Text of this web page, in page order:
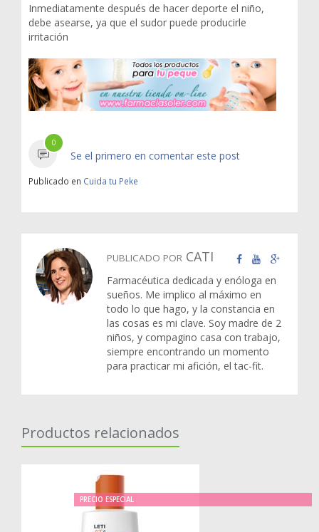
Inmediatamente después de hacer deporte el niño,
debe asearse, ya que el sudor puede producirle
irritación
0
Se el primero en comentar este post
Publicado en Cuida tu Peke
PUBLICADO POR CATI
Farmacéutica dedicada y enóloga en
sueños. Me implico al máximo en
todo lo que hago, y la constancia en
las cosas es mi clave. Soy madre de 2
niños, y compagino casa con trabajo,
siempre encontrando un momento
para practicar mi afición, el tac-fit.
Productos relacionados
PRECIO ESPECIAL